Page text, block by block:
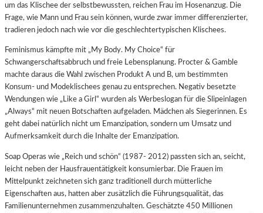
um das Klischee der selbstbewussten, reichen Frau im Hosenanzug. Die
Frage, wie Mann und Frau sein können, wurde zwar immer differenzierter,
tradieren jedoch nach wie vor die geschlechtertypischen Klischees.
Feminismus kämpfte mit „My Body. My Choice“ für
Schwangerschaftsabbruch und freie Lebensplanung. Procter & Gamble
machte daraus die Wahl zwischen Produkt A und B, um bestimmten
Konsum- und Modeklischees genau zu entsprechen. Negativ besetzte
Wendungen wie „Like a Girl“ wurden als Werbeslogan für die Slipeinlagen
„Always“ mit neuen Botschaften aufgeladen. Mädchen als Siegerinnen. Es
geht dabei natürlich nicht um Emanzipation, sondern um Umsatz und
Aufmerksamkeit durch die Inhalte der Emanzipation.
Soap Operas wie „Reich und schön“ (1987- 2012) passten sich an, seicht,
leicht neben der Hausfrauentätigkeit konsumierbar. Die Frauen im
Mittelpunkt zeichneten sich ganz traditionell durch mütterliche
Eigenschaften aus, hatten aber zusätzlich die Führungsqualität, das
Familienunternehmen zusammenzuhalten. Geschätzte 450 Millionen